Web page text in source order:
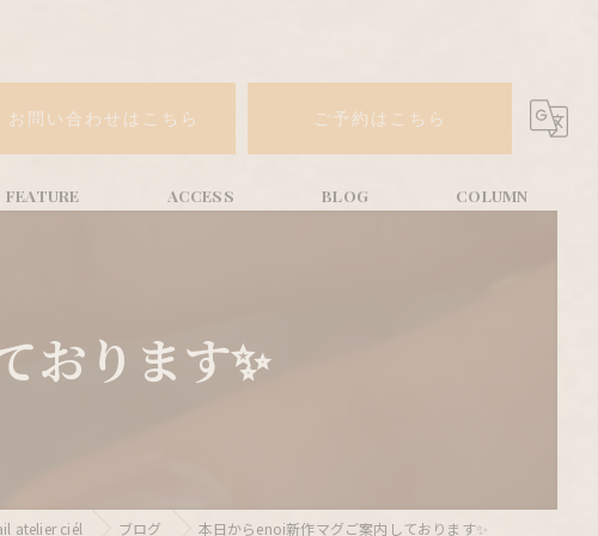
お問い合わせはこちら ご予約はこちら
おります✨
atelier ciél ブログ 本日からenoi新作マグご案内しております✨